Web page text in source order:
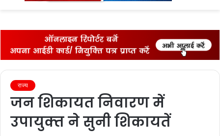
राज्‍य
जन शिकायत निवारण में
उपायुक्‍त ने सुनी शिकायतें